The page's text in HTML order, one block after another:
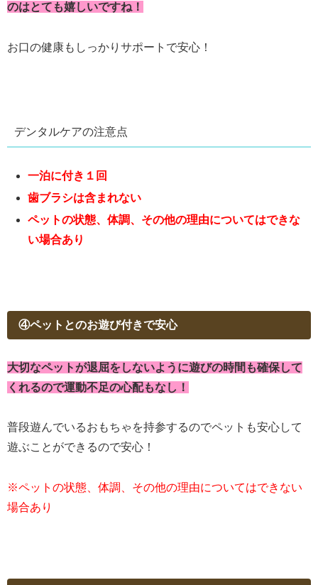
のはとても嬉しいですね！
お口の健康もしっかりサポートで安心！
デンタルケアの注意点
一泊に付き１回
歯ブラシは含まれない
ペットの状態、体調、その他の理由についてはできな
い場合あり
④ペットとのお遊び付きで安心
大切なペットが退屈をしないように遊びの時間も確保して
くれるので運動不足の心配もなし！
普段遊んでいるおもちゃを持参するのでペットも安心して
遊ぶことができるので安心！
※ペットの状態、体調、その他の理由についてはできない
場合あり